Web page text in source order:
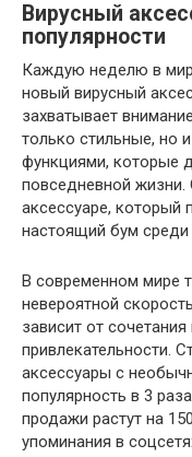
Вирусный
популярности
Каждую неделю в
новый вирусный
захватывает
только стильные, но
функциями, которые
повседневной
аксессуаре, который
настоящий бум среди
В современном мире
невероятной
зависит от
привлекательности.
аксессуары с
популярность в 3
продажи растут на
упоминания в